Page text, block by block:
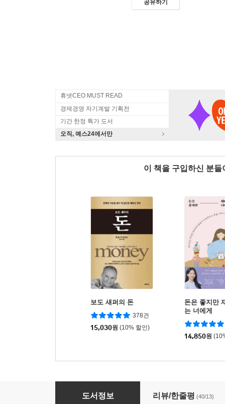
공유하기
휴넷CEO MUST READ
경제경영 자기계발 기획전
기간 한정 특가 도서
오직, 예스24에서만
이 책을 구입하신 분
보도 섀퍼의 돈
378건
15,030원 (10% 할인)
돈은 좋지만
는 너에게
14,850원
바빌론 부자들의 돈 버는 지혜
도서정보 리뷰/한줄평 (40/13)